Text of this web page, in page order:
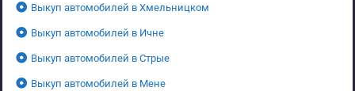
Выкуп автомобилей в Хмельницком
Выкуп автомобилей в Ичне
Выкуп автомобилей в Стрые
Выкуп автомобилей в Мене